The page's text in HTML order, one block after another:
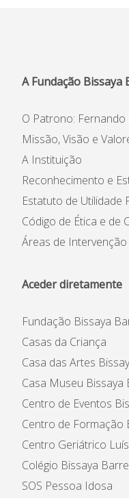
A Fundação Bissaya
O Patrono:
Missão, Visão e
A Instituição
Reconhecimento e
Estatuto de Utilidade
Código de Ética e de
Áreas de Intervenção
Aceder diretamente
Fundação Bissaya
Casas da Criança
Casa das Artes
Casa Museu Bissaya
Centro de Eventos
Centro de Formação
Centro Geriátrico
Colégio Bissaya
SOS Pessoa Idosa